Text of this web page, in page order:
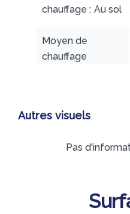
chauffage
Au sol
Moyen de
chauffage
Autres visuels
Pas